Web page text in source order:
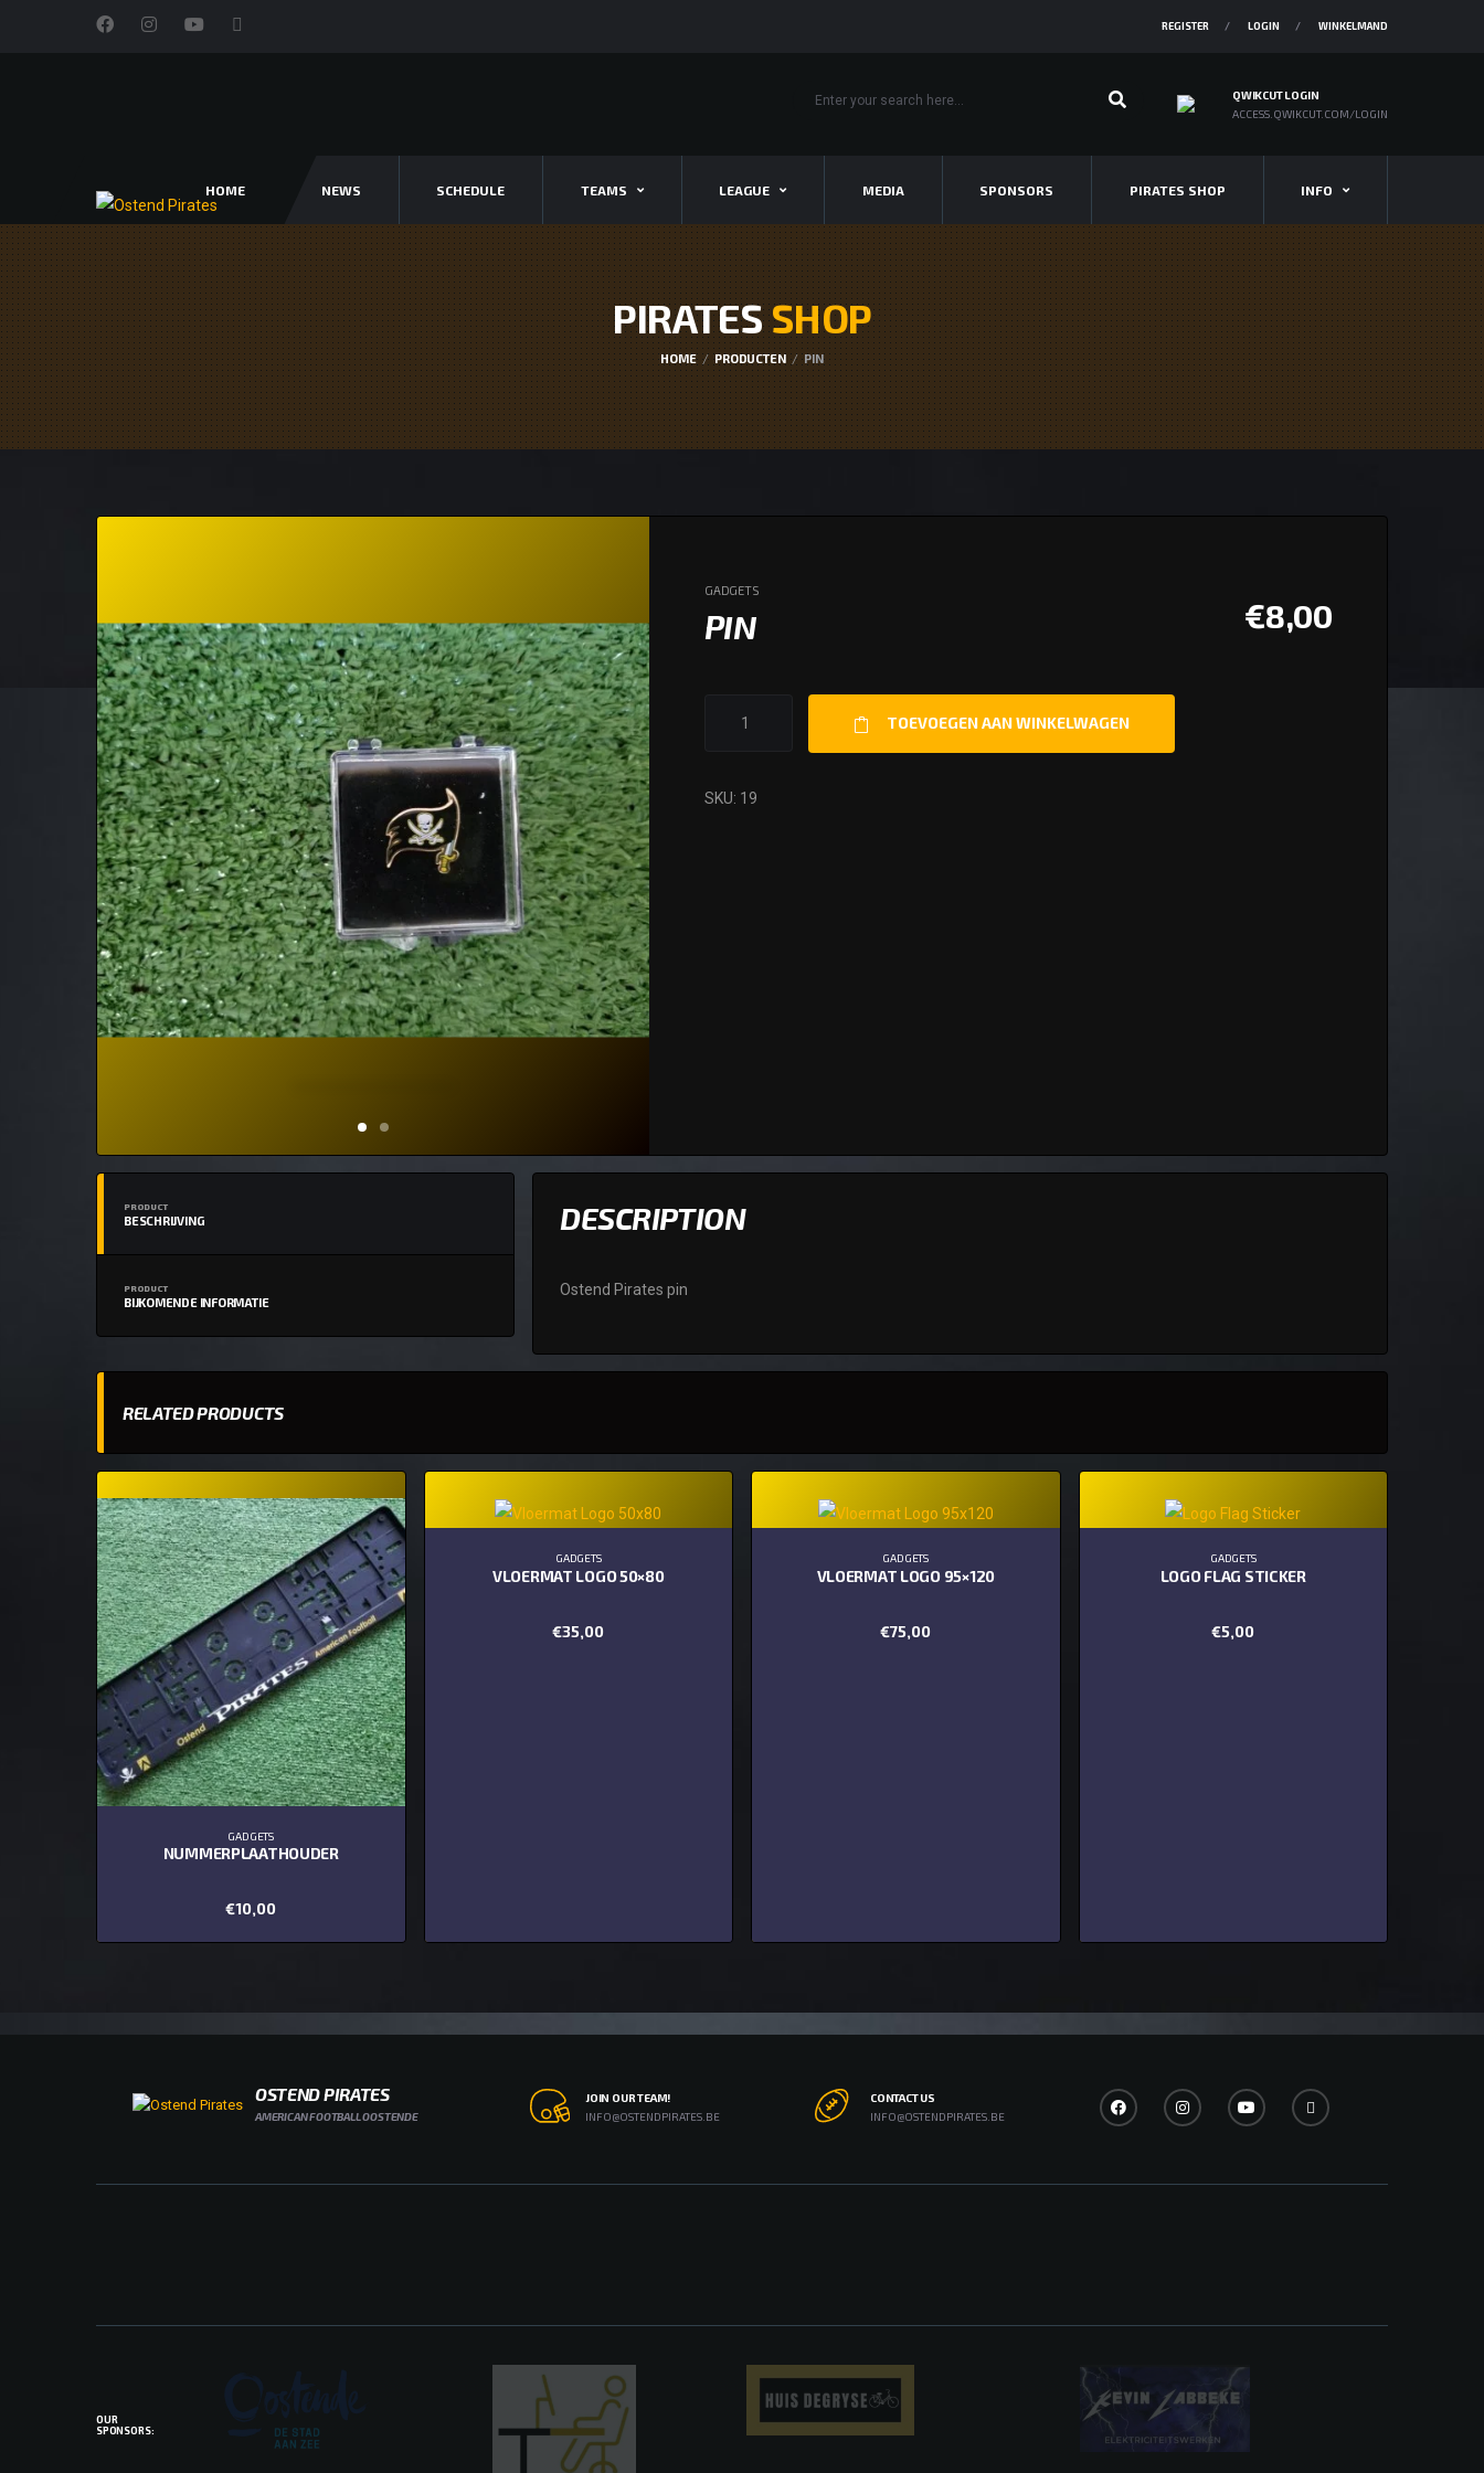
REGISTER LOGIN WINKELMAND
QWIKCUT LOGIN
ACCESS.QWIKCUT.COM/LOGIN
HOME NEWS SCHEDULE TEAMS LEAGUE MEDIA SPONSORS PIRATES SHOP INFO
PIRATESSHOP
HOME PRODUCTEN PIN
GADGETS
PIN €8,00
TOEVOEGEN AAN WINKELWAGEN
SKU: 19
PRODUCT
BESCHRIJVING
PRODUCT
BIJKOMENDE INFORMATIE
DESCRIPTION
Ostend Pirates pin
RELATED PRODUCTS
GADGETS
NUMMERPLAATHOUDER
€10,00
GADGETS
VLOERMAT LOGO 50×80
€35,00
GADGETS
VLOERMAT LOGO 95×120
€75,00
GADGETS
LOGO FLAG STICKER
€5,00
OSTEND PIRATES
AMERICAN FOOTBALL OOSTENDE
JOIN OUR TEAM!
INFO@OSTENDPIRATES.BE
CONTACT US
INFO@OSTENDPIRATES.BE
OUR
SPONSORS: